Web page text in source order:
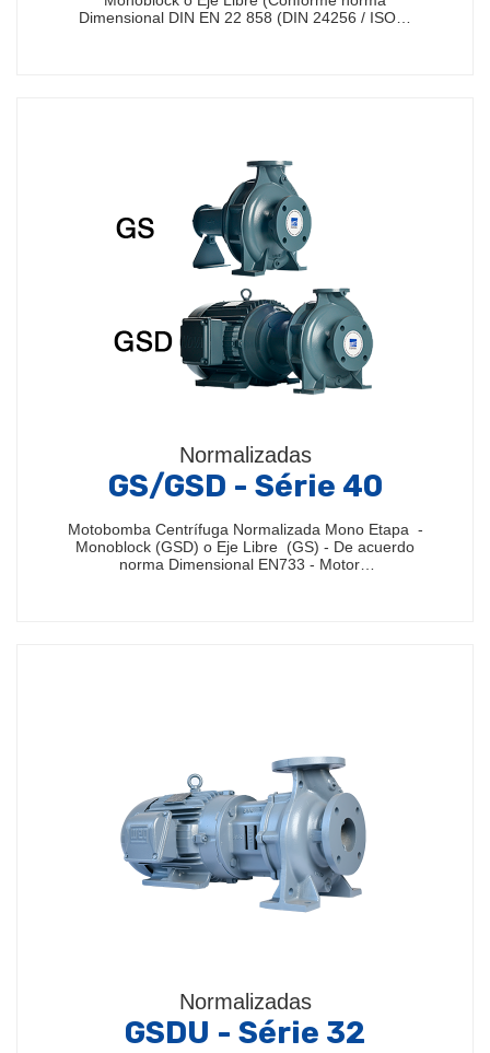
Dimensional DIN EN 22 858 (DIN 24256 / ISO…
Normalizadas
GS/GSD - Série 40
Motobomba Centrífuga Normalizada Mono Etapa -
Monoblock (GSD) o Eje Libre (GS) - De acuerdo
norma Dimensional EN733 - Motor…
Normalizadas
GSDU - Série 32